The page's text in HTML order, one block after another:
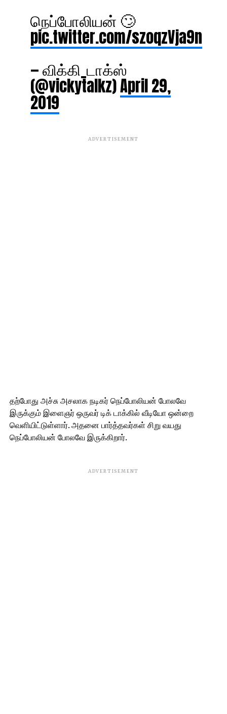
நெப்போலியன் 🙄
pic.twitter.com/szoqzVja9n
— விக்கி_டாக்ஸ்
(@vickytalkz)April 29,
2019
ADVERTISEMENT
தற்போது அச்சு அசலாக நடிகர் நெப்போலியன் போலவே
இருக்கும் இளைஞர் ஒருவர் டிக் டாக்கில் வீடியோ ஒன்றை
வெளியிட்டுள்ளார். அதனை பார்த்தவர்கள் சிறு வயது
நெப்போலியன் போலவே இருக்கிறார்.
ADVERTISEMENT